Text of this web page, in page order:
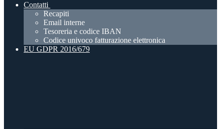
Contatti
Recapiti
Email interne
Tesoreria e codice IBAN
Codice univoco fatturazione elettronica
EU GDPR 2016/679